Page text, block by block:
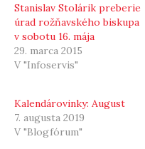
Stanislav Stolárik preberie
úrad rožňavského biskupa
v sobotu 16. mája
29. marca 2015
V "Infoservis"
Kalendárovinky: August
7. augusta 2019
V "Blogfórum"